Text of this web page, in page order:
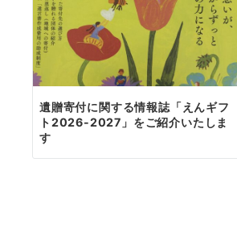
遺贈寄付に関する情報誌「えんギフ
ト2026-2027」をご紹介いたしま
す